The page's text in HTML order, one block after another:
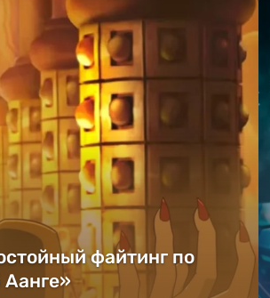
файтинг по
Аанге»